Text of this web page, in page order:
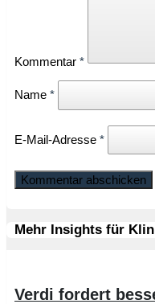
Kommentar *
Name *
E-Mail-Adresse *
Mehr Insights für
Verdi fordert